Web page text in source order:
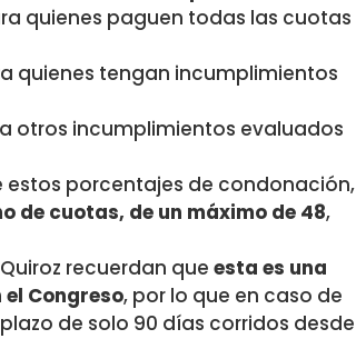
quienes paguen todas las cuotas
quienes tengan incumplimientos
otros incumplimientos evaluados
porcentajes de condonación,
de cuotas, de un máximo de 48,
recuerdan que esta es una
Congreso, por lo que en caso de
de solo 90 días corridos desde